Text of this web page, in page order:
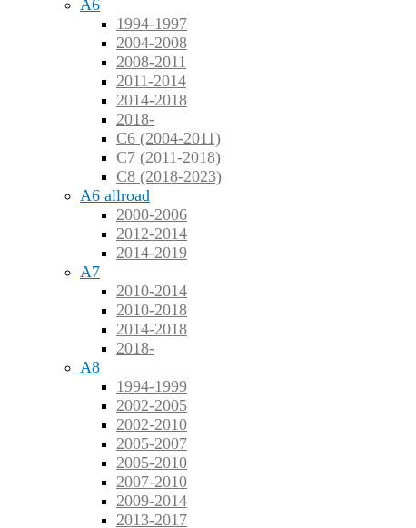
A6
1994-1997
2004-2008
2008-2011
2011-2014
2014-2018
2018-
C6 (2004-2011)
C7 (2011-2018)
C8 (2018-2023)
A6 allroad
2000-2006
2012-2014
2014-2019
A7
2010-2014
2010-2018
2014-2018
2018-
A8
1994-1999
2002-2005
2002-2010
2005-2007
2005-2010
2007-2010
2009-2014
2013-2017